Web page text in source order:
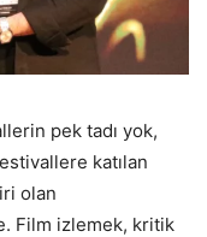
pek tadı yok,
katılan
olan
Film izlemek, kritik